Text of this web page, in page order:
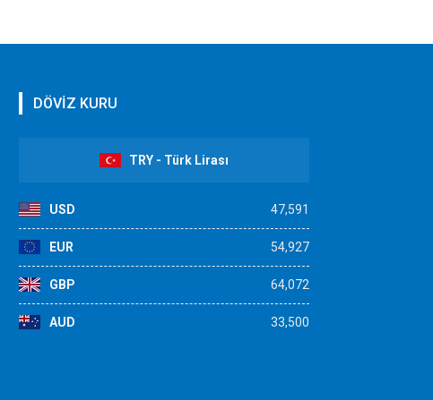
DÖVİZ KURU
TRY - Türk Lirası
USD 47,591
EUR 54,927
GBP 64,072
AUD 33,500